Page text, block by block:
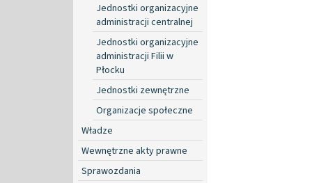
Jednostki organizacyjne
administracji centralnej
Jednostki organizacyjne
administracji Filii w
Płocku
Jednostki zewnętrzne
Organizacje społeczne
Władze
Wewnętrzne akty prawne
Sprawozdania